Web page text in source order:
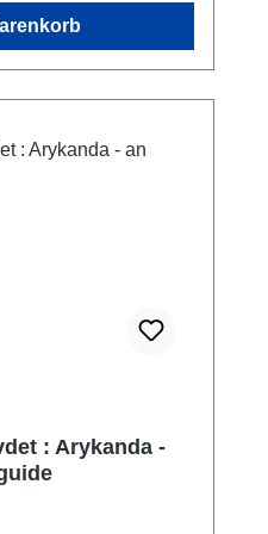
Festland entfernt.
sowohl eine
auch ein
der Erdbeben,
der
in der Region
Meter unter Wasser.
: Arykanda -